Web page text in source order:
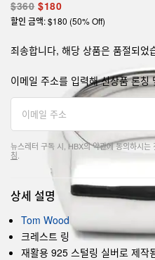
$360 $180
할인 금액: $180 (50% Off)
죄송합니다, 해당 상품은 품절되었
이메일 주소를 입력해 신상품 론
뉴스레터 구독 시, HBX의 약관에 동의하시는
침
상세 설명
Tom Wood
크레스트 링
재활용 925 스털링 실버로 제작